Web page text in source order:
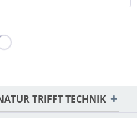
TRIFFT TECHNIK